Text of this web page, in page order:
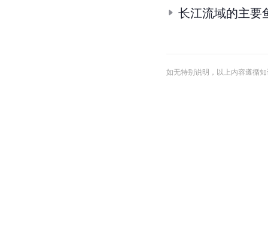
长江流域的主要
如无特别说明，以上内容遵循